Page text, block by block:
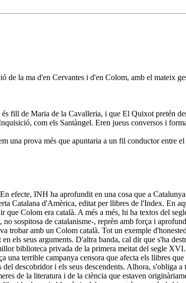
de la ma d'en Cervantes i d'en Colom, amb el mateix
fill de Maria de la Cavalleria, i que El Quixot pretén
com els Santàngel. Eren jueus conversos i
una prova més que apuntaria a un fil conductor entre
efecte, INH ha aprofundit en una cosa que a
Catalana d'Amèrica, editat per llibres de l'Index. En
que Colom era català. A més a més, hi ha textos del
sospitosa de catalanisme-, reprèn amb força i
trobar amb un Colom català. Tot un exemple
els seus arguments. D'altra banda, cal dir que s'ha
biblioteca privada de la primera meitat del segle
una terrible campanya censora que afecta els llibres
descobridor i els seus descendents. Alhora, s'obliga
de la literatura i de la ciència que estaven